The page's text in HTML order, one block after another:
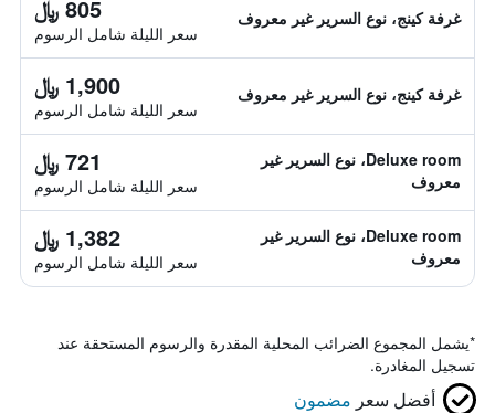
غرفة كينج، نوع السرير غير معروف 805 ﷼
سعر الليلة شامل الرسوم
غرفة كينج، نوع السرير غير معروف 1,900 ﷼
سعر الليلة شامل الرسوم
Deluxe room، نوع السرير غير
معروف
721 ﷼
سعر الليلة شامل الرسوم
Deluxe room، نوع السرير غير
معروف
1,382 ﷼
سعر الليلة شامل الرسوم
*يشمل المجموع الضرائب المحلية المقدرة والرسوم المستحقة عند
تسجيل المغادرة.
أفضل سعر مضمون